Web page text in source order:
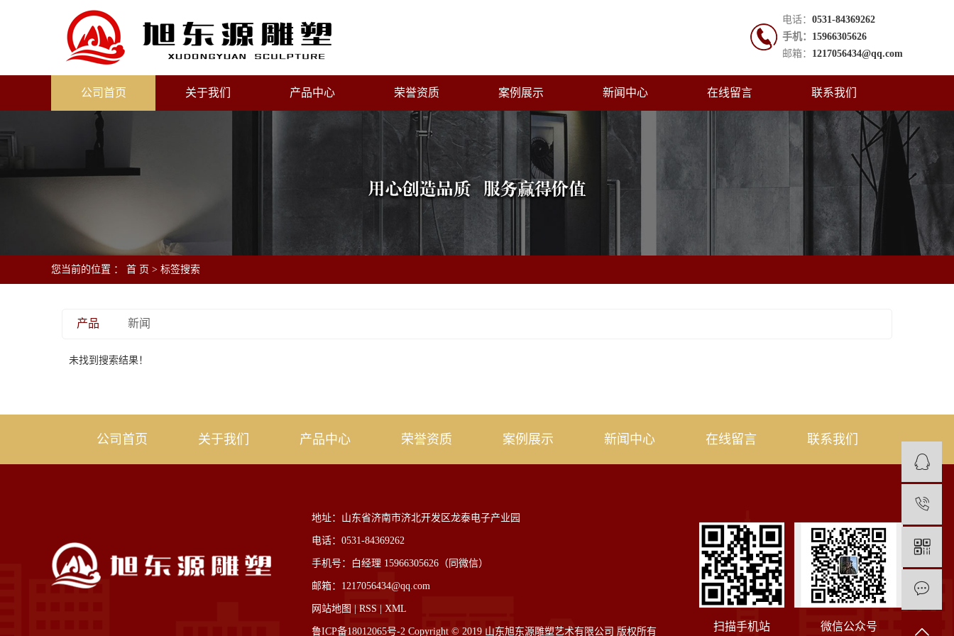
电话： 0531-84369262
手机： 15966305626
邮箱： 1217056434@qq.com
公司首页 关于我们 产品中心 荣誉资质 案例展示 新闻中心 在线留言 联系我们
您当前的位置 ： 首 页 > 标签搜索
产品 新闻
未找到搜索结果！
公司首页 关于我们 产品中心 荣誉资质 案例展示 新闻中心 在线留言 联系我们
地址：山东省济南市济北开发区龙泰电子产业园
电话：0531-84369262
手机号：白经理 15966305626（同微信）
邮箱：1217056434@qq.com
网站地图 RSS XML
鲁ICP备18012065号-2 Copyright © 2019 山东旭东源雕塑艺术有限公司 版权所有 扫描手机站 微信公众号